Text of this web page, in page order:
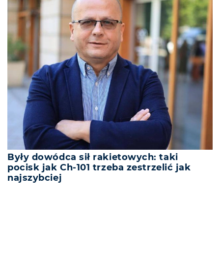
Były dowódca sił rakietowych: taki
pocisk jak Ch-101 trzeba zestrzelić jak
najszybciej